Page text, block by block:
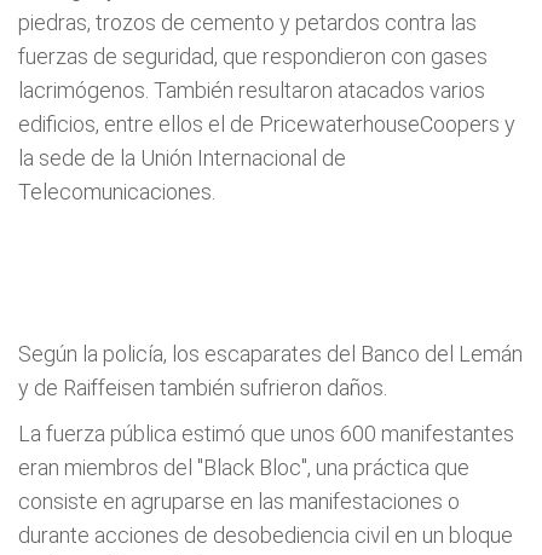
piedras, trozos de cemento y petardos contra las
fuerzas de seguridad, que respondieron con gases
lacrimógenos. También resultaron atacados varios
edificios, entre ellos el de PricewaterhouseCoopers y
la sede de la Unión Internacional de
Telecomunicaciones.
Según la policía, los escaparates del Banco del Lemán
y de Raiffeisen también sufrieron daños.
La fuerza pública estimó que unos 600 manifestantes
eran miembros del "Black Bloc", una práctica que
consiste en agruparse en las manifestaciones o
durante acciones de desobediencia civil en un bloque